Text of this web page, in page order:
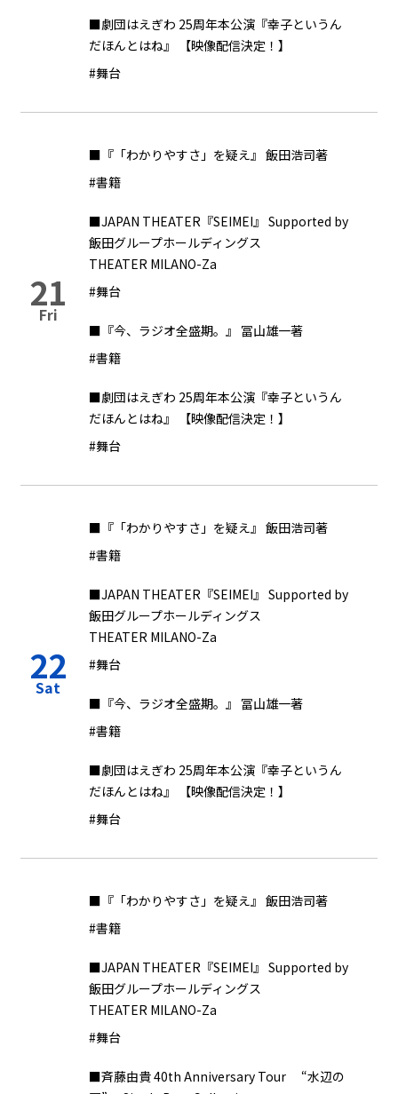
■劇団はえぎわ 25周年本公演『幸子というん
だほんとはね』 【映像配信決定！】
#舞台
21
Fri
■『「わかりやすさ」を疑え』 飯田浩司著
#書籍
■JAPAN THEATER『SEIMEI』 Supported by
飯田グループホールディングス
THEATER MILANO-Za
#舞台
■『今、ラジオ全盛期。』 冨山雄一著
#書籍
■劇団はえぎわ 25周年本公演『幸子というん
だほんとはね』 【映像配信決定！】
#舞台
22
Sat
■『「わかりやすさ」を疑え』 飯田浩司著
#書籍
■JAPAN THEATER『SEIMEI』 Supported by
飯田グループホールディングス
THEATER MILANO-Za
#舞台
■『今、ラジオ全盛期。』 冨山雄一著
#書籍
■劇団はえぎわ 25周年本公演『幸子というん
だほんとはね』 【映像配信決定！】
#舞台
■『「わかりやすさ」を疑え』 飯田浩司著
#書籍
■JAPAN THEATER『SEIMEI』 Supported by
飯田グループホールディングス
THEATER MILANO-Za
#舞台
■斉藤由貴 40th Anniversary Tour “水辺の